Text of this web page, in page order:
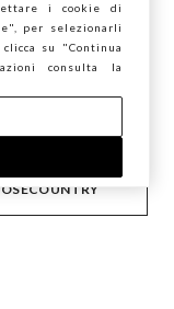
vuoii cookie di
per selezionarli
su "Continua
consulta la